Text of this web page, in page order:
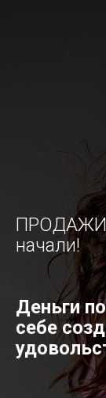
начали!
Деньги
себе